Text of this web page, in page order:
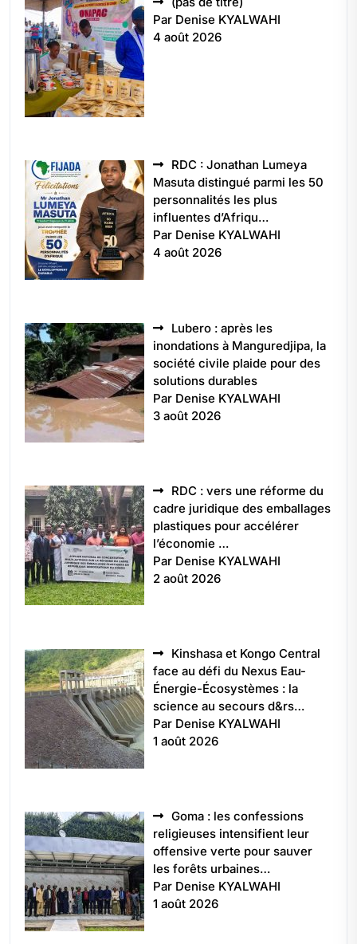
5496
Par Denise KYALWAHI
4 août 2026
RDC : Jonathan Lumeya
Masuta distingué parmi les 50
personnalités les plus
influentes d’Afriqu…
Par Denise KYALWAHI
4 août 2026
Lubero : après les
inondations à Manguredjipa, la
société civile plaide pour des
solutions durables
Par Denise KYALWAHI
3 août 2026
RDC : vers une réforme du
cadre juridique des emballages
plastiques pour accélérer
l’économie …
Par Denise KYALWAHI
2 août 2026
Kinshasa et Kongo Central
face au défi du Nexus Eau-
Énergie-Écosystèmes : la
science au secours d&rs…
Par Denise KYALWAHI
1 août 2026
Goma : les confessions
religieuses intensifient leur
offensive verte pour sauver
les forêts urbaines…
Par Denise KYALWAHI
1 août 2026